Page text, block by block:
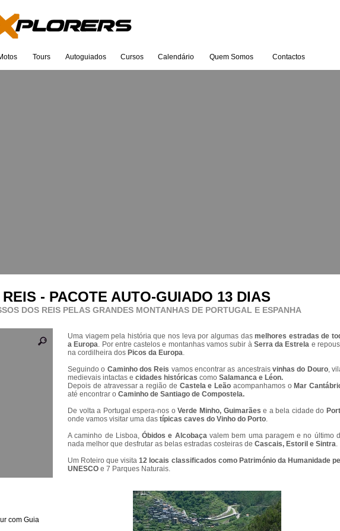
Tours Autoguiados Cursos Calendário Quem Somos Contactos
- PACOTE AUTO-GUIADO 13 DIAS
DOS REIS PELAS GRANDES MONTANHAS DE PORTUGAL E ESPANHA
com Guia
Uma viagem pela história que nos leva por algumas dasmelhores estradas de
a Europa. Por entre castelos e montanhas vamos subir à Serra da Estrela e
na cordilheira dos Picos da Europa.
Seguindo o Caminho dos Reis vamos encontrar as ancestraisvinhas do Douro,
medievais intactas e cidades históricas como Salamanca e Léon.
Depois de atravessar a região de Castela e Leão acompanhamos o Mar
até encontrar o Caminho de Santiago de Compostela.
De volta a Portugal espera-nos oVerde Minho, Guimarãese a bela cidade do
onde vamos visitar uma das típicas caves do Vinho do Porto.
A caminho de Lisboa,Óbidos e Alcobaçavalem bem uma paragem e no último
nada melhor que desfrutar as belas estradas costeiras de Cascais, Estoril e Sintra.
Um Roteiro que visita12 locais classificados como Património da Humanidade
UNESCO e 7 Parques Naturais.